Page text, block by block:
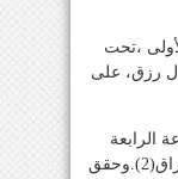
،تحت
رزق، على
الرابعة
ب4 نقاط يليه البحرين(3) فالهند(2) فالعراق(2).وحقق